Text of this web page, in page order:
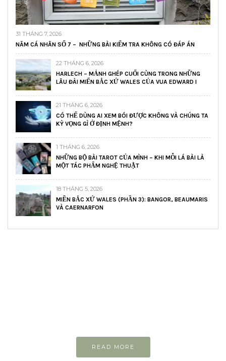
31 THÁNG 7, 2026
NĂM CÁ NHÂN SỐ 7 – NHỮNG BÀI KIỂM TRA KHÔNG CÓ ĐÁP ÁN
22 THÁNG 6, 2026
HARLECH – MẢNH GHÉP CUỐI CÙNG TRONG NHỮNG
LÂU ĐÀI MIẾN BẮC XỨ WALES CỦA VUA EDWARD I
21 THÁNG 6, 2026
CÓ THỂ DÙNG AI XEM BÓI ĐƯỢC KHÔNG VÀ CHÚNG TA
KỲ VỌNG GÌ Ở ĐỊNH MỆNH?
1 THÁNG 6, 2026
NHỮNG BỘ BÀI TAROT CỦA MÌNH – KHI MỖI LÁ BÀI LÀ
MỘT TÁC PHẨM NGHỆ THUẬT
18 THÁNG 5, 2026
MIỀN BẮC XỨ WALES (PHẦN 3): BANGOR, BEAUMARIS
VÀ CAERNARFON
READ MORE